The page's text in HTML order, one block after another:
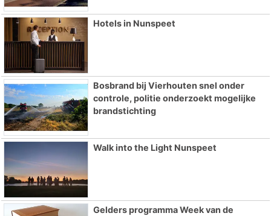
Hotels in Nunspeet
Bosbrand bij Vierhouten snel onder
controle, politie onderzoekt mogelijke
brandstichting
Walk into the Light Nunspeet
Gelders programma Week van de